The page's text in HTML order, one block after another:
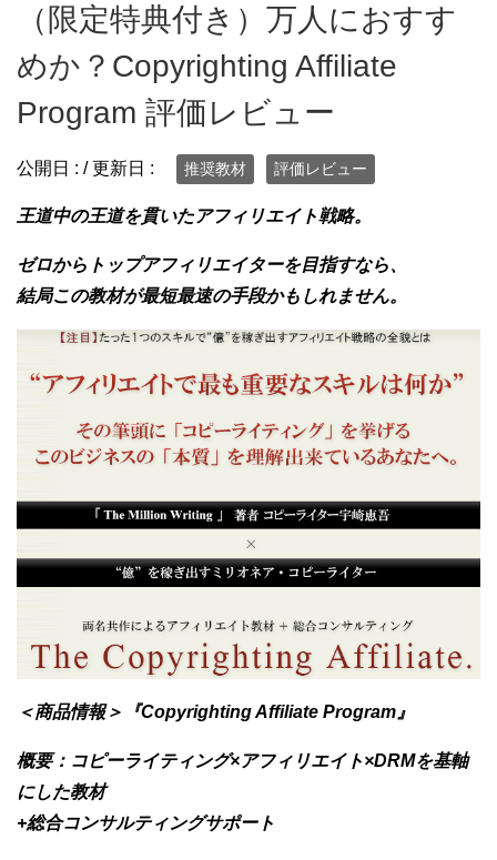
（限定特典付き）万人におすす
めか？Copyrighting Affiliate
Program 評価レビュー
公開日 : / 更新日 : 推奨教材 評価レビュー
王道中の王道を貫いたアフィリエイト戦略。
ゼロからトップアフィリエイターを目指すなら、
結局この教材が最短最速の手段かもしれません。
＜商品情報＞『Copyrighting Affiliate Program』
概要：コピーライティング×アフィリエイト×DRMを基軸
にした教材
+総合コンサルティングサポート